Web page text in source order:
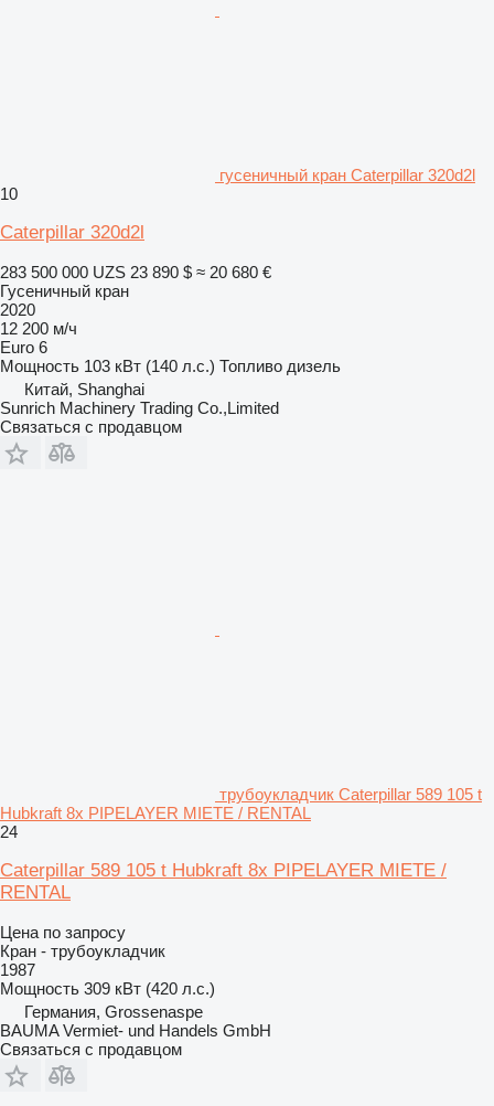
гусеничный кран Caterpillar 320d2l
10
Caterpillar 320d2l
283 500 000 UZS 23 890 $ ≈ 20 680 €
Гусеничный кран
2020
12 200 м/ч
Euro 6
Мощность 103 кВт (140 л.с.) Топливо дизель
Китай, Shanghai
Sunrich Machinery Trading Co.,Limited
Связаться с продавцом
трубоукладчик Caterpillar 589 105 t
Hubkraft 8x PIPELAYER MIETE / RENTAL
24
Caterpillar 589 105 t Hubkraft 8x PIPELAYER MIETE /
RENTAL
Цена по запросу
Кран - трубоукладчик
1987
Мощность 309 кВт (420 л.с.)
Германия, Grossenaspe
BAUMA Vermiet- und Handels GmbH
Связаться с продавцом